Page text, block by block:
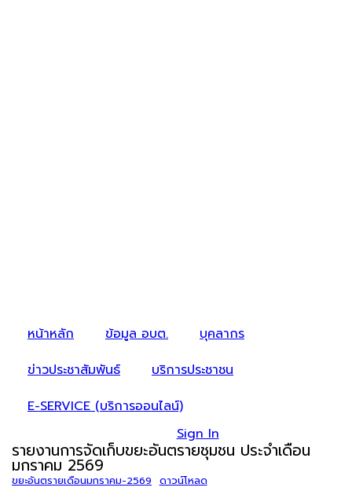
หน้าหลัก ข้อมูล อบต.
บุคลากร
ข่าวประชาสัมพันธ์
บริการประชาชน
E-SERVICE (บริการออนไลน์)
Sign In
รายงานการจัดเก็บขยะอันตรายชุมชน ประจำเดือน
มกราคม 2569
ขยะอันตรายเดือนมกราคม-2569 ดาวน์โหลด